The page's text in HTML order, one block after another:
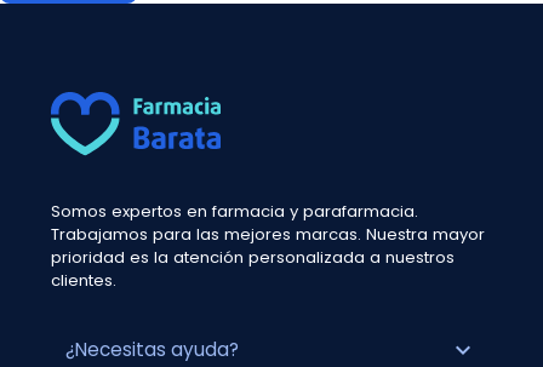
Somos expertos en farmacia y parafarmacia.
Trabajamos para las mejores marcas. Nuestra mayor
prioridad es la atención personalizada a nuestros
clientes.
¿Necesitas ayuda? expand_more